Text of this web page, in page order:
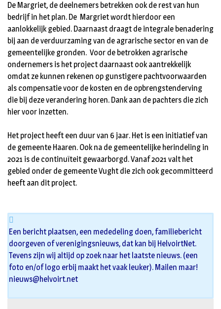
De Margriet, de deelnemers betrekken ook de rest van hun
bedrijf in het plan. De Margriet wordt hierdoor een
aanlokkelijk gebied. Daarnaast draagt de integrale benadering
bij aan de verduurzaming van de agrarische sector en van de
gemeentelijke gronden. Voor de betrokken agrarische
ondernemers is het project daarnaast ook aantrekkelijk
omdat ze kunnen rekenen op gunstigere pachtvoorwaarden
als compensatie voor de kosten en de opbrengstenderving
die bij deze verandering horen. Dank aan de pachters die zich
hier voor inzetten.
Het project heeft een duur van 6 jaar. Het is een initiatief van
de gemeente Haaren. Ook na de gemeentelijke herindeling in
2021 is de continuïteit gewaarborgd. Vanaf 2021 valt het
gebied onder de gemeente Vught die zich ook gecommitteerd
heeft aan dit project.
Een bericht plaatsen, een mededeling doen, familiebericht
doorgeven of verenigingsnieuws, dat kan bij HelvoirtNet.
Tevens zijn wij altijd op zoek naar het laatste nieuws. (een
foto en/of logo erbij maakt het vaak leuker). Mailen maar!
nieuws@helvoirt.net